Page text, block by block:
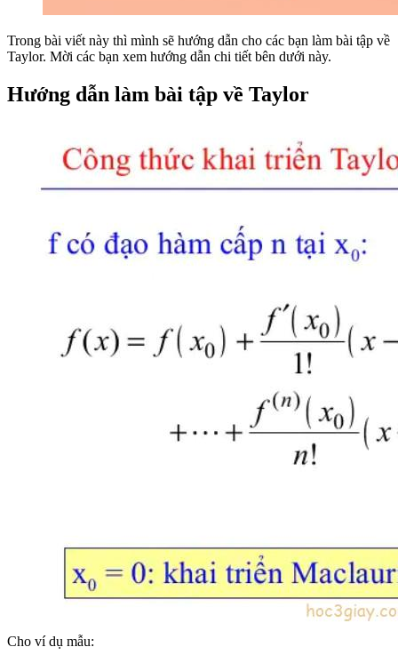
Trong bài viết này thì mình sẽ hướng dẫn cho các bạn làm bài tập về
Taylor. Mời các bạn xem hướng dẫn chi tiết bên dưới này.
Hướng dẫn làm bài tập về Taylor
Cho ví dụ mẫu: